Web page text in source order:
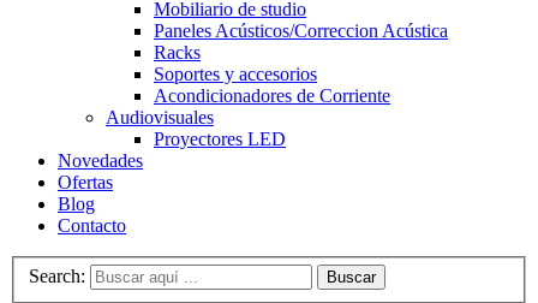
Mobiliario de studio
Paneles Acústicos/Correccion Acústica
Racks
Soportes y accesorios
Acondicionadores de Corriente
Audiovisuales
Proyectores LED
Novedades
Ofertas
Blog
Contacto
Search: Buscar